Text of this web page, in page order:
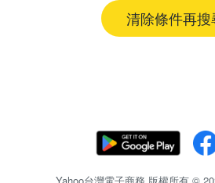
清除條件再搜